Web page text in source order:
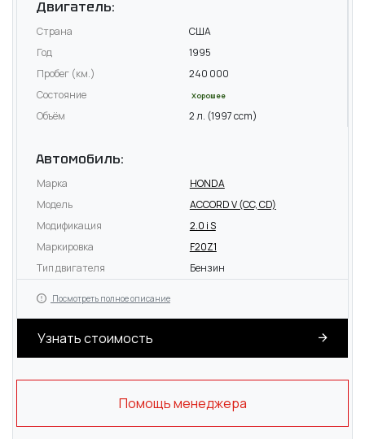
Двигатель:
Страна
США
Год
1995
Пробег (км.)
240 000
Состояние
Хорошее
Объём 2 л. (1997 ccm)
Автомобиль:
Марка
HONDA
Модель
ACCORD V (CC, CD)
Модификация
2.0 i S
Маркировка
F20Z1
Тип двигателя
Бензин
Посмотреть полное описание
Узнать стоимость
Помощь менеджера